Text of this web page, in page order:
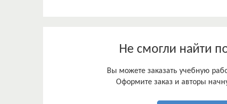
Не смогли найти
Вы можете заказать учебную
Оформите заказ и авторы